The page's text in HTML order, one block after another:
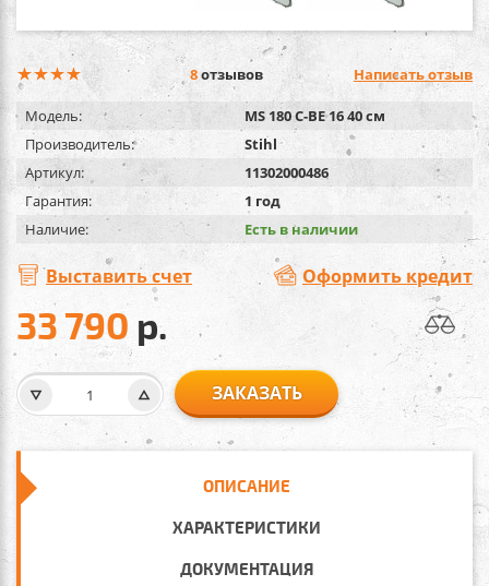
8отзывов Написать отзыв
Модель:
MS 180 C-BE 16 40 см
Производитель:
Stihl
Артикул:
11302000486
Гарантия:
1 год
Наличие:
Есть в наличии
Выставить счет Оформить кредит
33 790 р.
ЗАКАЗАТЬ
ОПИСАНИЕ
ХАРАКТЕРИСТИКИ
ДОКУМЕНТАЦИЯ